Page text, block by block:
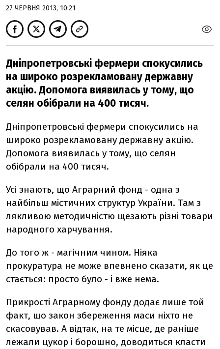
27 ЧЕРВНЯ 2013, 10:21
Дніпропетровські фермери спокусились
на широко розрекламовану державну
акцію. Допомога виявилась у тому, що
селян обібрали на 400 тисяч.
Дніпропетровські фермери спокусились на
широко розрекламовану державну акцію.
Допомога виявилась у тому, що селян
обібрали на 400 тисяч.
Усі знають, що Аграрний фонд - одна з
найбільш містичних структур України. Там з
лякливою методичністю щезають різні товари
народного харчування.
До того ж - магічним чином. Ніяка
прокуратура не може впевнено сказати, як це
стається: просто було - і вже нема.
Прикрості Аграрному фонду додає лише той
факт, що закон збереження маси ніхто не
скасовував. А відтак, на те місце, де раніше
лежали цукор і борошно, доводиться класти